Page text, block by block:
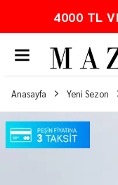
BEDAVA
Anasayfa Yeni Sezon